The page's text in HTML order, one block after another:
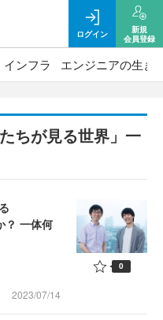
ログイン
新規
会員登録
インフラ エンジニアの生き
ちが見る世界」一
？ 一体何
2023/07/14
0